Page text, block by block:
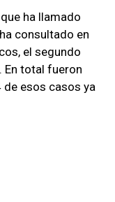
ha llamado
consultado en
el segundo
En total fueron
esos casos ya